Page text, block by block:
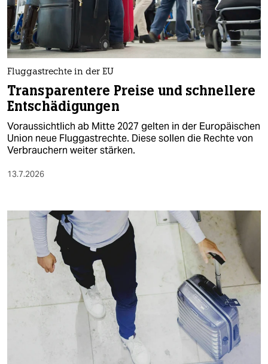
nord
wahrheit
verlag
verlag
veranstaltungen
shop
fragen & hilfe
genossenschaft
epaper login
Fluggastrechte in der EU
Transparentere Preise und schnellere
Entschädigungen
Voraussichtlich ab Mitte 2027 gelten in der Europäischen
Union neue Fluggastrechte. Diese sollen die Rechte von
Verbrauchern weiter stärken.
13.7.2026